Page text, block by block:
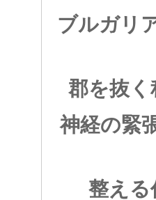
ブルガリ
郡を抜
神経の緊
整え